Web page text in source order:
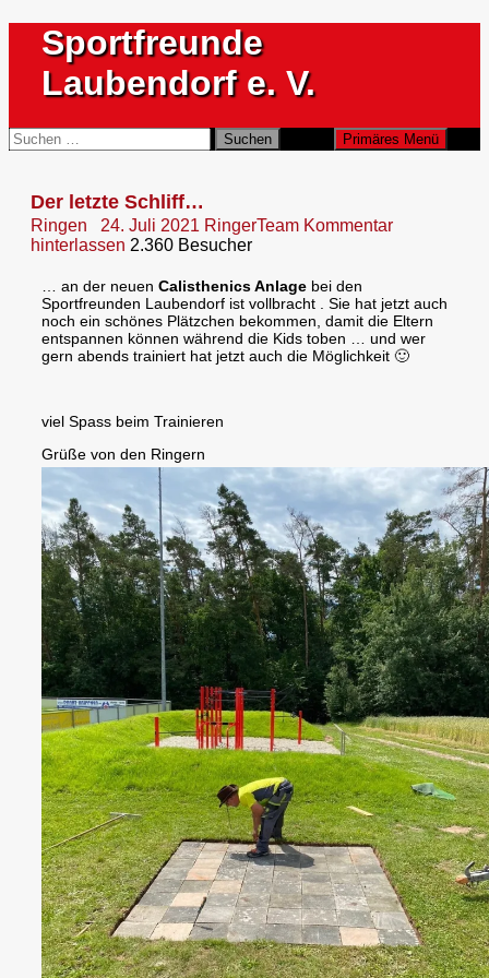
Inhalt
springen
Sportfreunde
Laubendorf e. V.
Suchen Primäres Menü
Suchen
nach:
Der letzte Schliff…
Ringen 24. Juli 2021 RingerTeam Kommentar
hinterlassen 2.360 Besucher
… an der neuen Calisthenics Anlage bei den
Sportfreunden Laubendorf ist vollbracht . Sie hat jetzt auch
noch ein schönes Plätzchen bekommen, damit die Eltern
entspannen können während die Kids toben … und wer
gern abends trainiert hat jetzt auch die Möglichkeit 🙂
viel Spass beim Trainieren
Grüße von den Ringern